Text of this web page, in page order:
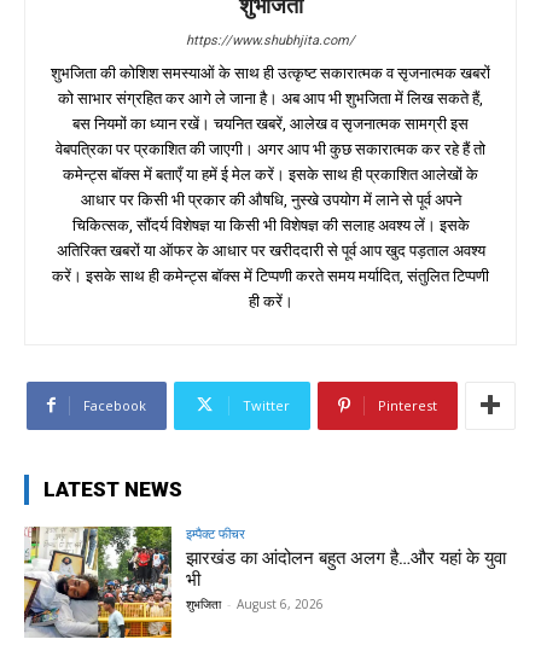
शुभजिता
https://www.shubhjita.com/
शुभजिता की कोशिश समस्याओं के साथ ही उत्कृष्ट सकारात्मक व सृजनात्मक खबरों
को साभार संग्रहित कर आगे ले जाना है। अब आप भी शुभजिता में लिख सकते हैं,
बस नियमों का ध्यान रखें। चयनित खबरें, आलेख व सृजनात्मक सामग्री इस
वेबपत्रिका पर प्रकाशित की जाएगी। अगर आप भी कुछ सकारात्मक कर रहे हैं तो
कमेन्ट्स बॉक्स में बताएँ या हमें ई मेल करें। इसके साथ ही प्रकाशित आलेखों के
आधार पर किसी भी प्रकार की औषधि, नुस्खे उपयोग में लाने से पूर्व अपने
चिकित्सक, सौंदर्य विशेषज्ञ या किसी भी विशेषज्ञ की सलाह अवश्य लें। इसके
अतिरिक्त खबरों या ऑफर के आधार पर खरीददारी से पूर्व आप खुद पड़ताल अवश्य
करें। इसके साथ ही कमेन्ट्स बॉक्स में टिप्पणी करते समय मर्यादित, संतुलित टिप्पणी
ही करें।
Facebook Twitter Pinterest
LATEST NEWS
इम्पैक्ट फीचर
झारखंड का आंदोलन बहुत अलग है…और यहां के युवा
भी
शुभजिता - August 6, 2026